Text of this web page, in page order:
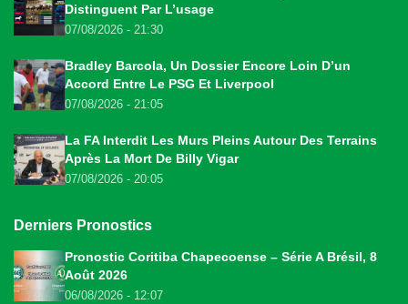
Distinguent Par L’usage
07/08/2026 - 21:30
Bradley Barcola, Un Dossier Encore Loin D’un
Accord Entre Le PSG Et Liverpool
07/08/2026 - 21:05
La FA Interdit Les Murs Pleins Autour Des Terrains
Après La Mort De Billy Vigar
07/08/2026 - 20:05
Derniers Pronostics
Pronostic Coritiba Chapecoense – Série A Brésil, 8
Août 2026
06/08/2026 - 12:07